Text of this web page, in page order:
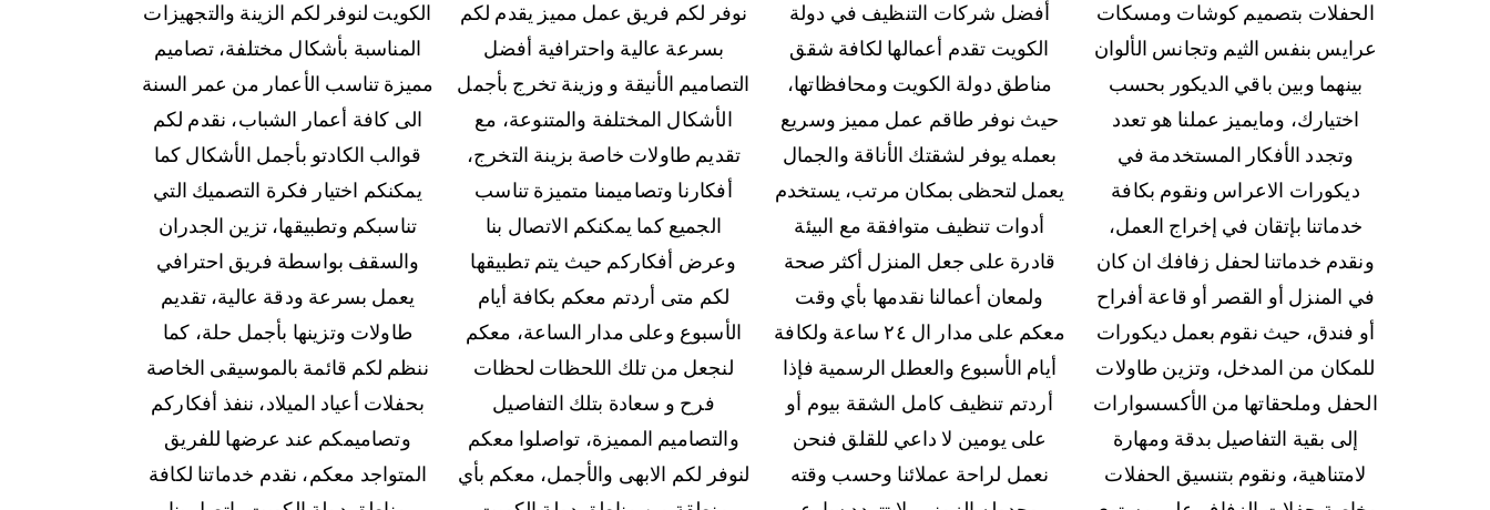
الحفلات بتصميم كوشات ومسكات
عرايس بنفس الثيم وتجانس الألوان
بينهما وبين باقي الديكور بحسب
اختيارك، ومايميز عملنا هو تعدد
وتجدد الأفكار المستخدمة في
ديكورات الاعراس ونقوم بكافة
خدماتنا بإتقان في إخراج العمل،
ونقدم خدماتنا لحفل زفافك ان كان
في المنزل أو القصر أو قاعة أفراح
أو فندق، حيث نقوم بعمل ديكورات
للمكان من المدخل، وتزين طاولات
الحفل وملحقاتها من الأكسسوارات
إلى بقية التفاصيل بدقة ومهارة
لامتناهية، ونقوم بتنسيق الحفلات
أفضل شركات التنظيف في دولة
الكويت تقدم أعمالها لكافة شقق
مناطق دولة الكويت ومحافظاتها،
حيث نوفر طاقم عمل مميز وسريع
بعمله يوفر لشقتك الأناقة والجمال
يعمل لتحظى بمكان مرتب، يستخدم
أدوات تنظيف متوافقة مع البيئة
قادرة على جعل المنزل أكثر صحة
ولمعان أعمالنا نقدمها بأي وقت
معكم على مدار ال ٢٤ ساعة ولكافة
أيام الأسبوع والعطل الرسمية فإذا
أردتم تنظيف كامل الشقة بيوم أو
على يومين لا داعي للقلق فنحن
نعمل لراحة عملائنا وحسب وقته
نوفر لكم فريق عمل مميز يقدم لكم
بسرعة عالية واحترافية أفضل
التصاميم الأنيقة و وزينة تخرج بأجمل
الأشكال المختلفة والمتنوعة، مع
تقديم طاولات خاصة بزينة التخرج،
أفكارنا وتصاميمنا متميزة تناسب
الجميع كما يمكنكم الاتصال بنا
وعرض أفكاركم حيث يتم تطبيقها
لكم متى أردتم معكم بكافة أيام
الأسبوع وعلى مدار الساعة، معكم
لنجعل من تلك اللحظات لحظات
فرح و سعادة بتلك التفاصيل
والتصاميم المميزة، تواصلوا معكم
لنوفر لكم الابهى والأجمل، معكم بأي
الكويت لنوفر لكم الزينة والتجهيزات
المناسبة بأشكال مختلفة، تصاميم
مميزة تناسب الأعمار من عمر السنة
الى كافة أعمار الشباب، نقدم لكم
قوالب الكادتو بأجمل الأشكال كما
يمكنكم اختيار فكرة التصميك التي
تناسبكم وتطبيقها، تزين الجدران
والسقف بواسطة فريق احترافي
يعمل بسرعة ودقة عالية، تقديم
طاولات وتزينها بأجمل حلة، كما
ننظم لكم قائمة بالموسيقى الخاصة
بحفلات أعياد الميلاد، ننفذ أفكاركم
وتصاميمكم عند عرضها للفريق
المتواجد معكم، نقدم خدماتنا لكافة